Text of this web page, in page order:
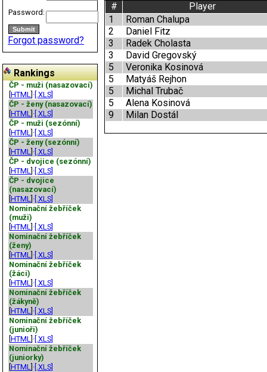
Password:
Forgot password?
Rankings
ČP - muži (nasazovací)
HTML ]· [.XLS]
ČP - ženy (nasazovací)
HTML ]· [.XLS]
ČP - muži (sezónní)
HTML ]· [.XLS]
ČP - ženy (sezónní)
HTML ]· [.XLS]
ČP - dvojice (sezónní)
HTML ]· [.XLS]
ČP - dvojice
(nasazovací)
HTML ]· [.XLS]
Nominační žebříček
(muži)
HTML ]· [.XLS]
Nominační žebříček
(ženy)
HTML ]· [.XLS]
Nominační žebříček
(žáci)
HTML ]· [.XLS]
Nominační žebříček
(žákyně)
HTML ]· [.XLS]
Nominační žebříček
(junioři)
HTML ]· [.XLS]
Nominační žebříček
(juniorky)
HTML ]· [.XLS]
#
Player
1
Roman Chalupa
2
Daniel Fitz
3
Radek Cholasta
3
David Gregovský
5
Veronika Kosinová
5
Matyáš Rejhon
5
Michal Trubač
5
Alena Kosinová
9
Milan Dostál